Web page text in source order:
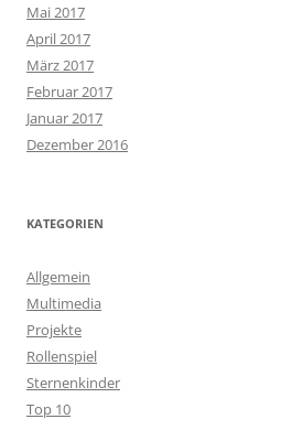
Mai 2017
April 2017
März 2017
Februar 2017
Januar 2017
Dezember 2016
KATEGORIEN
Allgemein
Multimedia
Projekte
Rollenspiel
Sternenkinder
Top 10